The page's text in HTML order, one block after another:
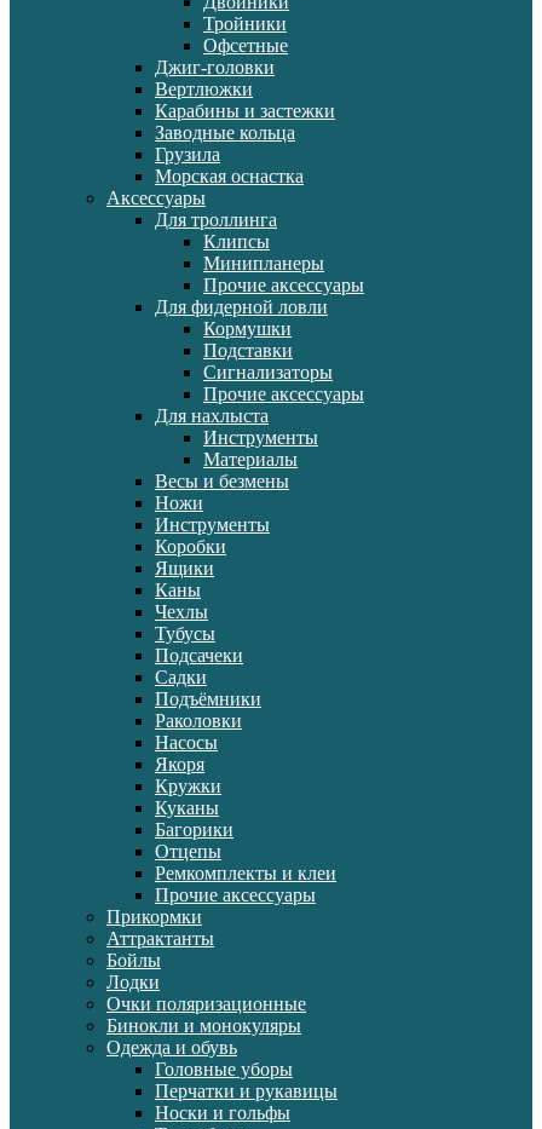
Тройники
Офсетные
Джиг-головки
Вертлюжки
Карабины и застежки
Заводные кольца
Грузила
Морская оснастка
Аксессуары
Для троллинга
Клипсы
Минипланеры
Прочие аксессуары
Для фидерной ловли
Кормушки
Подставки
Сигнализаторы
Прочие аксессуары
Для нахлыста
Инструменты
Материалы
Весы и безмены
Ножи
Инструменты
Коробки
Ящики
Каны
Чехлы
Тубусы
Подсачеки
Садки
Подъёмники
Раколовки
Насосы
Якоря
Кружки
Куканы
Багорики
Отцепы
Ремкомплекты и клеи
Прочие аксессуары
Прикормки
Аттрактанты
Бойлы
Лодки
Очки поляризационные
Бинокли и монокуляры
Одежда и обувь
Головные уборы
Перчатки и рукавицы
Носки и гольфы